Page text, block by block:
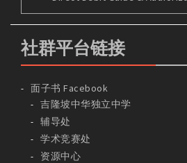
社群平台链接
面子书 Facebook
吉隆坡中华独立中学
辅导处
学术竞赛处
资源中心